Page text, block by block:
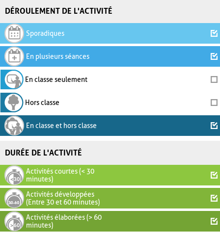
DÉROULEMENT DE L'ACTIVITÉ
Sporadiques
En plusieurs séances
En classe seulement
Hors classe
En classe et hors classe
DURÉE DE L'ACTIVITÉ
Activités courtes (< 30
minutes)
Activités développées
(Entre 30 et 60 minutes)
Activités élaborées (> 60
minutes)